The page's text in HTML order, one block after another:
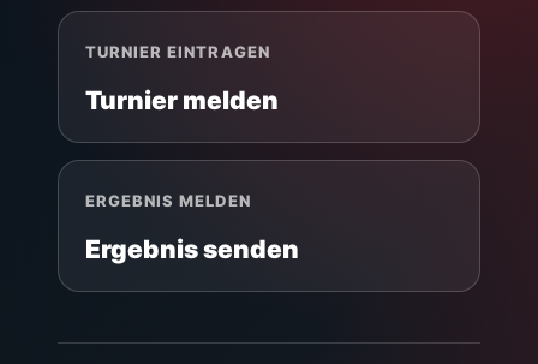
TURNIER EINTRAGEN
Turnier melden
ERGEBNIS MELDEN
Ergebnis senden